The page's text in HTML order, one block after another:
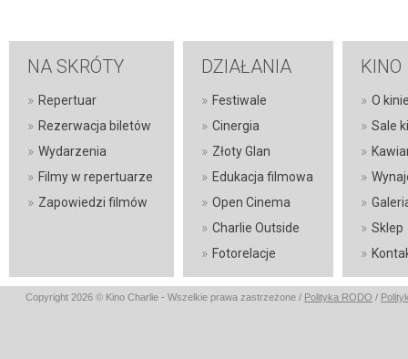
NA SKRÓTY
» Repertuar
» Rezerwacja biletów
» Wydarzenia
» Filmy w repertuarze
» Zapowiedzi filmów
DZIAŁANIA
» Festiwale
» Cinergia
» Złoty Glan
» Edukacja filmowa
» Open Cinema
» Charlie Outside
» Fotorelacje
KINO
» O
» Sale
»
»
»
» Sklep
»
Copyright 2026 © Kino Charlie - Wszelkie prawa zastrzeżone / Polityka RODO /